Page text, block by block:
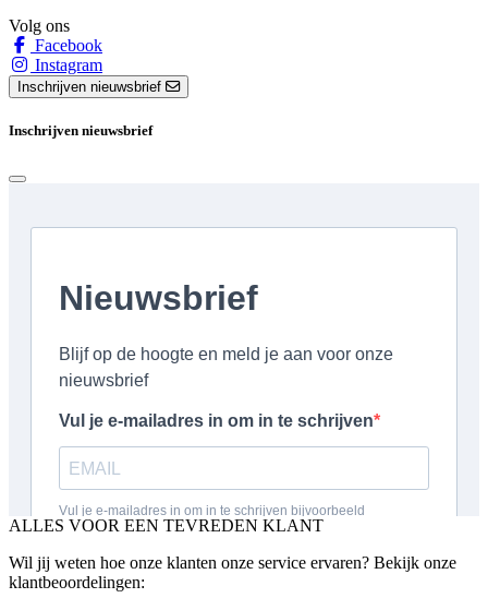
Volg ons
Facebook
Instagram
Inschrijven nieuwsbrief
Inschrijven nieuwsbrief
ALLES VOOR EEN TEVREDEN KLANT
Wil jij weten hoe onze klanten onze service ervaren? Bekijk onze
klantbeoordelingen: